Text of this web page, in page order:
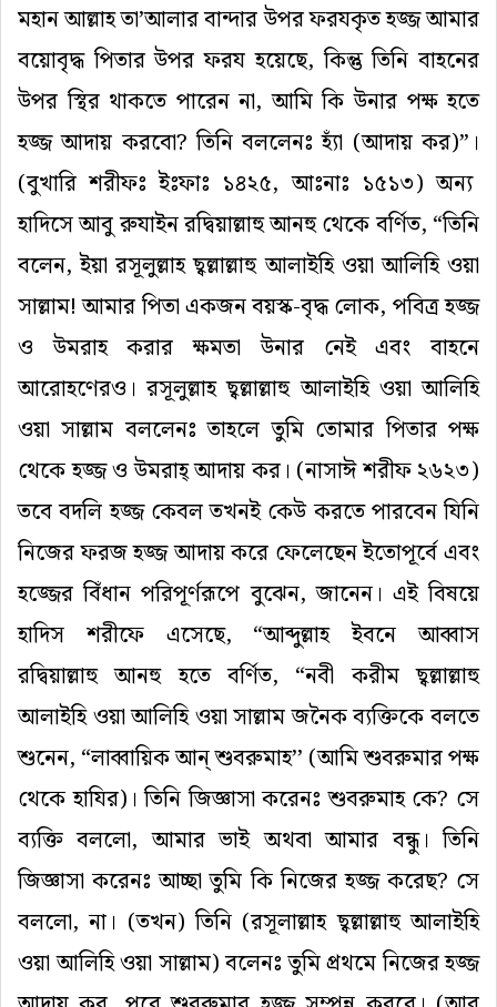
মহানআল্লাহতা’আলারবান্দারউপরফরযকৃতহজ্জআমার
বয়োবৃদ্ধ পিতার উপর ফরয হয়েছে,কিন্তু তিনি বাহনের
উপর স্থির থাকতে পারেন না,আমি কি উনার পক্ষ হতে
হজ্জ আদায় করবো?তিনি বললেনঃ হ্যাঁ (আদায় কর)” ।
(বুখারি শরীফঃ ইঃফাঃ ১৪২৫,আঃনাঃ ১৫১৩)অন্য
হাদিসেআবুরুযাইনরদ্বিয়াল্লাহুআনহুথেকেবর্ণিত, “তিনি
বলেন,ইয়া রসূলুল্লাহ ছ্বল্লাল্লাহু আলাইহি ওয়া আলিহি ওয়া
সাল্লাম!আমারপিতাএকজনবয়স্ক-বৃদ্ধলোক, পবিত্রহজ্জ
ও উমরাহ করার ক্ষমতা উনার নেই এবং বাহনে
আরোহণেরও । রসূলুল্লাহ ছ্বল্লাল্লাহু আলাইহি ওয়া আলিহি
ওয়া সাল্লাম বললেনঃ তাহলে তুমি তোমার পিতার পক্ষ
থেকেহজ্জও উমরাহ্আদায়কর। (নাসাঈশরীফ ২৬২৩)
তবেবদলি হজ্জ কেবলতখনই কেউকরতে পারবেনযিনি
নিজেরফরজহজ্জআদায়করে ফেলেছেনইতোপূর্বেএবং
হজ্জের বিঁধান পরিপূর্ণরূপে বুঝেন,জানেন। এই বিষয়ে
হাদিস
শরীফে এসেছে, “আব্দুল্লাহ ইবনে
আব্বাস
রদ্বিয়াল্লাহু আনহু হতে বর্ণিত, “নবী করীম ছ্বল্লাল্লাহু
আলাইহিওয়াআলিহিওয়াসাল্লামজনৈকব্যক্তিকেবলতে
শুনেন, “লাব্বায়িকআন্শুবরুমাহ’’ (আমিশুবরুমারপক্ষ
থেকে হাযির) । তিনি জিজ্ঞাসা করেনঃ শুবরুমাহ কে? সে
ব্যক্তি বললো,আমার ভাই অথবা আমার বন্ধু। তিনি
জিজ্ঞাসা করেনঃ আচ্ছা তুমি কি নিজের হজ্জ করেছ? সে
বললো,না। (তখন)তিনি (রসূলাল্লাহ ছ্বল্লাল্লাহু আলাইহি
ওয়াআলিহিওয়াসাল্লাম)বলেনঃ তুমিপ্রথমেনিজেরহজ্জ